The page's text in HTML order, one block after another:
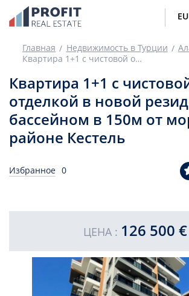
Главная Недвижимость в Турции
Квартира 1+1 с чистовой отделкой в новой резиденции с бассейном в 150м от моря в районе Кестель
Квартира 1+1 с
отделкой в новой
бассейном в 150м от
районе Кестель
Избранное 0
ЦЕНА : 126 500 €